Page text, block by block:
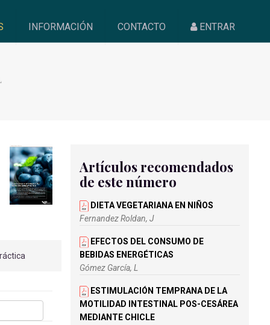
INFORMACIÓN CONTACTO ENTRAR
Artículos recomendados
de este número
DIETA VEGETARIANA EN NIÑOS
Fernandez Roldan, J
EFECTOS DEL CONSUMO DE
BEBIDAS ENERGÉTICAS
Gómez García, L
ESTIMULACIÓN TEMPRANA DE LA
MOTILIDAD INTESTINAL POS-CESÁREA
MEDIANTE CHICLE